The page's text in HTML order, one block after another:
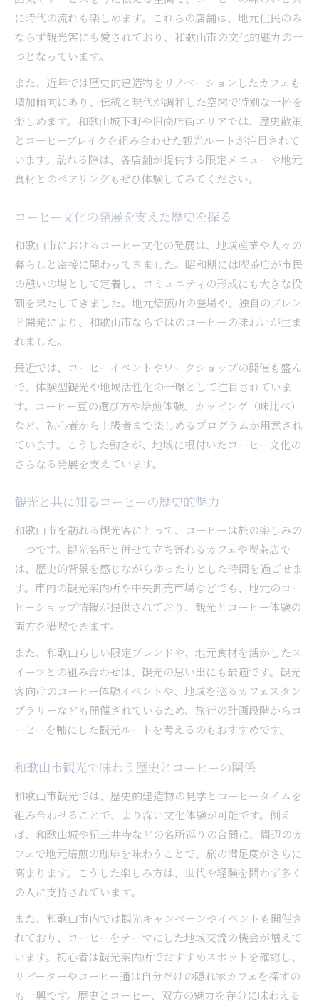
に時代の流れも楽しめます。これらの店舗は、地元住民のみ
ならず観光客にも愛されており、和歌山市の文化的魅力の一
つとなっています。
また、近年では歴史的建造物をリノベーションしたカフェも
増加傾向にあり、伝統と現代が調和した空間で特別な一杯を
楽しめます。和歌山城下町や旧商店街エリアでは、歴史散策
とコーヒーブレイクを組み合わせた観光ルートが注目されて
います。訪れる際は、各店舗が提供する限定メニューや地元
食材とのペアリングもぜひ体験してみてください。
コーヒー文化の発展を支えた歴史を探る
和歌山市におけるコーヒー文化の発展は、地域産業や人々の
暮らしと密接に関わってきました。昭和期には喫茶店が市民
の憩いの場として定着し、コミュニティの形成にも大きな役
割を果たしてきました。地元焙煎所の登場や、独自のブレン
ド開発により、和歌山市ならではのコーヒーの味わいが生ま
れました。
最近では、コーヒーイベントやワークショップの開催も盛ん
で、体験型観光や地域活性化の一環として注目されていま
す。コーヒー豆の選び方や焙煎体験、カッピング（味比べ）
など、初心者から上級者まで楽しめるプログラムが用意され
ています。こうした動きが、地域に根付いたコーヒー文化の
さらなる発展を支えています。
観光と共に知るコーヒーの歴史的魅力
和歌山市を訪れる観光客にとって、コーヒーは旅の楽しみの
一つです。観光名所と併せて立ち寄れるカフェや喫茶店で
は、歴史的背景を感じながらゆったりとした時間を過ごせま
す。市内の観光案内所や中央卸売市場などでも、地元のコー
ヒーショップ情報が提供されており、観光とコーヒー体験の
両方を満喫できます。
また、和歌山らしい限定ブレンドや、地元食材を活かしたス
イーツとの組み合わせは、観光の思い出にも最適です。観光
客向けのコーヒー体験イベントや、地域を巡るカフェスタン
プラリーなども開催されているため、旅行の計画段階からコ
ーヒーを軸にした観光ルートを考えるのもおすすめです。
和歌山市観光で味わう歴史とコーヒーの関係
和歌山市観光では、歴史的建造物の見学とコーヒータイムを
組み合わせることで、より深い文化体験が可能です。例え
ば、和歌山城や紀三井寺などの名所巡りの合間に、周辺のカ
フェで地元焙煎の珈琲を味わうことで、旅の満足度がさらに
高まります。こうした楽しみ方は、世代や経験を問わず多く
の人に支持されています。
また、和歌山市内では観光キャンペーンやイベントも開催さ
れており、コーヒーをテーマにした地域交流の機会が増えて
います。初心者は観光案内所でおすすめスポットを確認し、
リピーターやコーヒー通は自分だけの隠れ家カフェを探すの
も一興です。歴史とコーヒー、双方の魅力を存分に味わえる